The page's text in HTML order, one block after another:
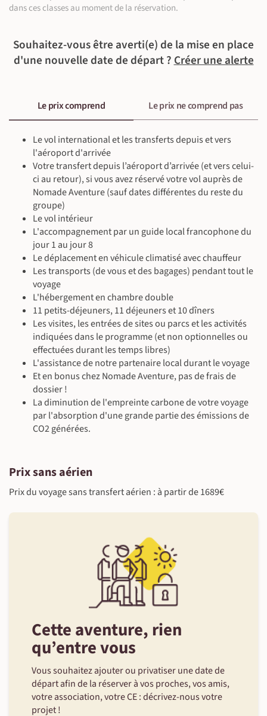
©
Petit-déjeuner, déjeuner & dîner inclus
dans ces classes au moment de la réservation.
Souhaitez-vous être averti(e) de la mise en place
d'une nouvelle date de départ ?Créer une alerte
Le prix comprend Le prix ne comprend pas
Le vol international et les transferts depuis et vers
l'aéroport d'arrivée
Votre transfert depuis l’aéroport d’arrivée (et vers celui-
ci au retour), si vous avez réservé votre vol auprès de
Nomade Aventure (sauf dates différentes du reste du
groupe)
Le vol intérieur
L'accompagnement par un guide local francophone du
jour 1 au jour 8
Le déplacement en véhicule climatisé avec chauffeur
Les transports (de vous et des bagages) pendant tout le
voyage
L'hébergement en chambre double
11 petits-déjeuners, 11 déjeuners et 10 dîners
Les visites, les entrées de sites ou parcs et les activités
indiquées dans le programme (et non optionnelles ou
effectuées durant les temps libres)
L'assistance de notre partenaire local durant le voyage
Et en bonus chez Nomade Aventure, pas de frais de
dossier !
La diminution de l'empreinte carbone de votre voyage
par l'absorption d'une grande partie des émissions de
CO2 générées.
Prix sans aérien
Prix du voyage sans transfert aérien : à partir de 1689€
Cette aventure, rien
qu’entre vous
Vous souhaitez ajouter ou privatiser une date de
départ afin de la réserver à vos proches, vos amis,
votre association, votre CE : décrivez-nous votre
projet !